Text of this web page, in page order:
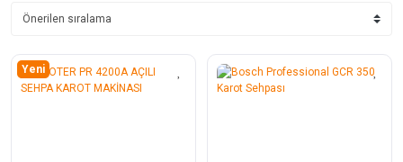
Yeni